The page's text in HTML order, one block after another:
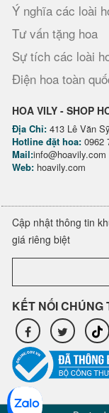
Ý nghĩa các loài
Tư vấn tặng hoa
Sự tích các loài
Điện hoa toàn
HOA VILY - SHOP
Địa Chỉ: 413 Lê Văn
Hotline đặt hoa: 0962
Mail:info@hoavily.com
Web: hoavily.com
Cập nhật thông tin
giá riêng biệt
KẾT NỐI CHÚNG